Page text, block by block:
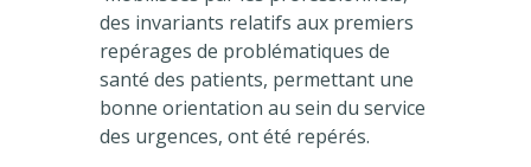
des invariants relatifs aux premiers
repérages de problématiques de
santé des patients, permettant une
bonne orientation au sein du service
des urgences, ont été repérés.